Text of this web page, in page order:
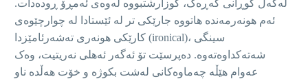
لەگەڵ کوڕانی گەڕەک، گوزارشتبووە لەوەی ئەمڕۆ ڕودەدات.
ئەم هونەرمەندە هاتووە جارێکی تر لە ئێستادا لە چوارچێوەی
کارێکی هونەری تەشەرئامێزدا (ironical)، سینگی
شەتەکداوەتەوە. دەپرسێت تۆ ئەگەر ئەهلی نەریتیت، وەک
عەوام هێڵە چەماوەکانی لەشت بکوژە و خۆت هەڵدە ناو